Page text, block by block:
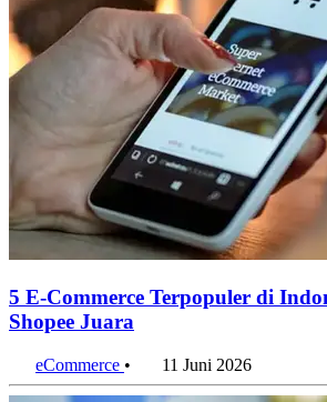
5 E-Commerce Terpopuler di
Shopee Juara
eCommerce • 11 Juni 2026